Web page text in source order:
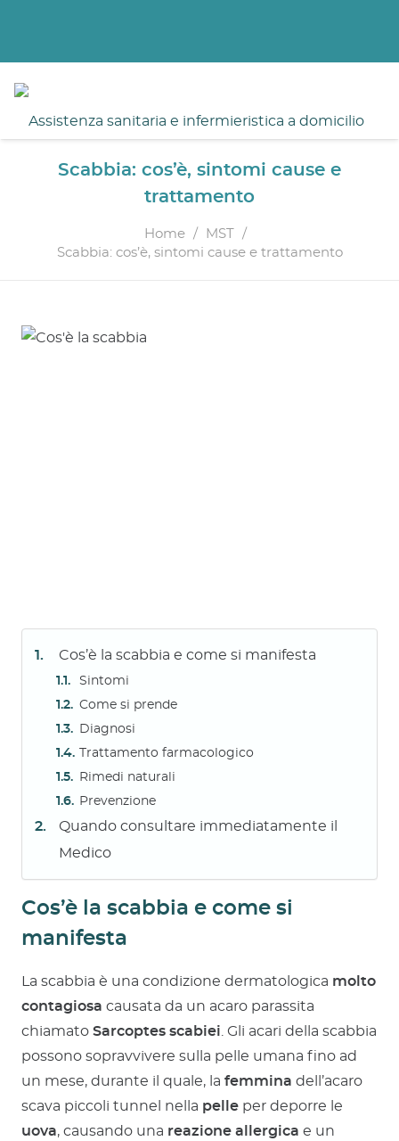
7 giorni su 7 dalle 10.00 alle 20.00
Scabbia: cos’è, sintomi cause e
trattamento
Home / MST
/
Scabbia: cos’è, sintomi cause e trattamento
Cos’è la scabbia e come si manifesta
Sintomi
Come si prende
Diagnosi
Trattamento farmacologico
Rimedi naturali
Prevenzione
Quando consultare immediatamente il
Medico
Cos’è la scabbia e come si
manifesta
La scabbia è una condizione dermatologica molto
contagiosa causata da un acaro parassita
chiamato Sarcoptes scabiei . Gli acari della scabbia
possono sopravvivere sulla pelle umana fino ad
un mese, durante il quale, la femmina dell’acaro
scava piccoli tunnel nella pelle per deporre le
uova, causando una reazione allergica e un